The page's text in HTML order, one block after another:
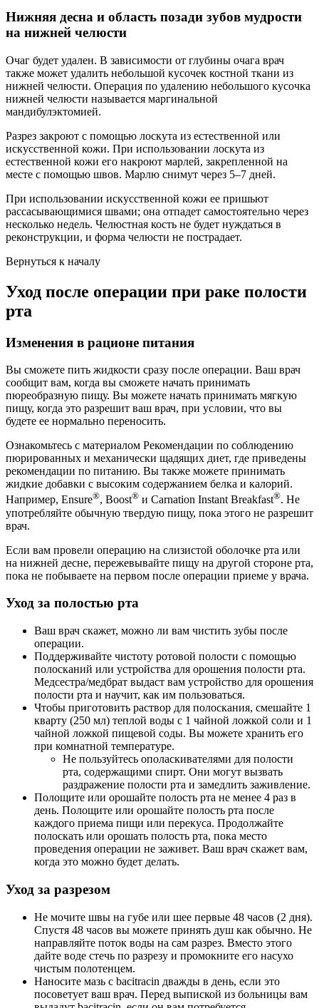
Нижняя десна и область позади зубов мудрости
на нижней челюсти
Очаг будет удален. В зависимости от глубины очага врач
также может удалить небольшой кусочек костной ткани из
нижней челюсти. Операция по удалению небольшого кусочка
нижней челюсти называется маргинальной
мандибулэктомией.
Разрез закроют с помощью лоскута из естественной или
искусственной кожи. При использовании лоскута из
естественной кожи его накроют марлей, закрепленной на
месте с помощью швов. Марлю снимут через 5–7 дней.
При использовании искусственной кожи ее пришьют
рассасывающимися швами; она отпадет самостоятельно через
несколько недель. Челюстная кость не будет нуждаться в
реконструкции, и форма челюсти не пострадает.
Вернуться к началу
Уход после операции при раке полости
рта
Изменения в рационе питания
Вы сможете пить жидкости сразу после операции. Ваш врач
сообщит вам, когда вы сможете начать принимать
пюреобразную пищу. Вы можете начать принимать мягкую
пищу, когда это разрешит ваш врач, при условии, что вы
будете ее нормально переносить.
Ознакомьтесь с материалом Рекомендации по соблюдению
пюрированных и механически щадящих диет, где приведены
рекомендации по питанию. Вы также можете принимать
жидкие добавки с высоким содержанием белка и калорий.
Например, Ensure®, Boost® и Carnation Instant Breakfast®. Не
употребляйте обычную твердую пищу, пока этого не разрешит
врач.
Если вам провели операцию на слизистой оболочке рта или
на нижней десне, пережевывайте пищу на другой стороне рта,
пока не побываете на первом после операции приеме у врача.
Уход за полостью рта
Ваш врач скажет, можно ли вам чистить зубы после
операции.
Поддерживайте чистоту ротовой полости с помощью
полосканий или устройства для орошения полости рта.
Медсестра/медбрат выдаст вам устройство для орошения
полости рта и научит, как им пользоваться.
Чтобы приготовить раствор для полоскания, смешайте 1
кварту (250 мл) теплой воды с 1 чайной ложкой соли и 1
чайной ложкой пищевой соды. Вы можете хранить его
при комнатной температуре.
Не пользуйтесь ополаскивателями для полости
рта, содержащими спирт. Они могут вызвать
раздражение полости рта и замедлить заживление.
Полощите или орошайте полость рта не менее 4 раз в
день. Полощите или орошайте полость рта после
каждого приема пищи или перекуса. Продолжайте
полоскать или орошать полость рта, пока место
проведения операции не заживет. Ваш врач скажет вам,
когда это можно будет делать.
Уход за разрезом
Не мочите швы на губе или шее первые 48 часов (2 дня).
Спустя 48 часов вы можете принять душ как обычно. Не
направляйте поток воды на сам разрез. Вместо этого
дайте воде стечь по разрезу и промокните его насухо
чистым полотенцем.
Наносите мазь с bacitracin дважды в день, если это
посоветует ваш врач. Перед выпиской из больницы вам